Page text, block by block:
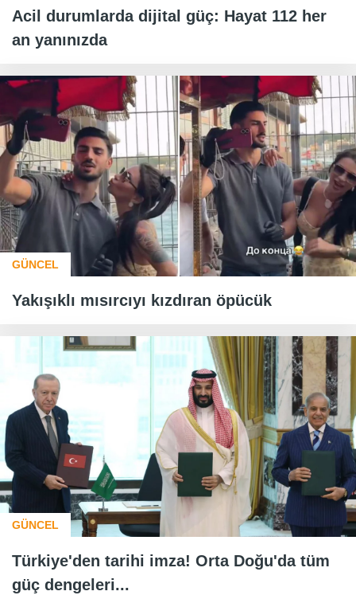
Acil durumlarda dijital güç: Hayat 112 her
an yanınızda
GÜNCEL
Yakışıklı mısırcıyı kızdıran öpücük
GÜNCEL
Türkiye'den tarihi imza! Orta Doğu'da tüm
güç dengeleri...